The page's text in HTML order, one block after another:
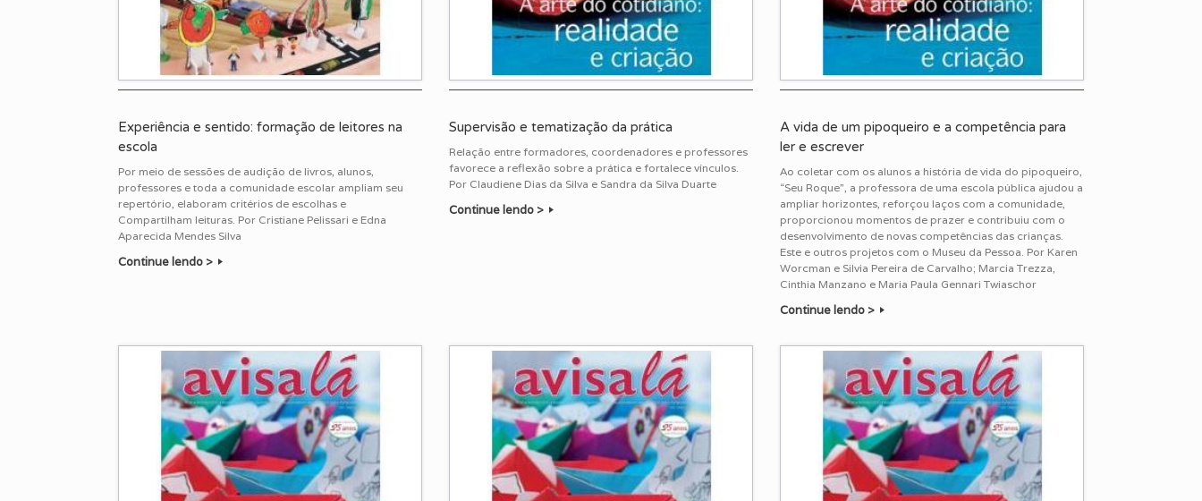
Experiência e sentido: formação de leitores na
escola
Por meio de sessões de audição de livros, alunos,
professores e toda a comunidade escolar ampliam seu
repertório, elaboram critérios de escolhas e
Compartilham leituras. Por Cristiane Pelissari e Edna
Aparecida Mendes Silva
Continue lendo >
Supervisão e tematização da prática
Relação entre formadores, coordenadores e professores
favorece a reflexão sobre a prática e fortalece vínculos.
Por Claudiene Dias da Silva e Sandra da Silva Duarte
Continue lendo >
A vida de um pipoqueiro e a competência para
ler e escrever
Ao coletar com os alunos a história de vida do pipoqueiro,
“Seu Roque”, a professora de uma escola pública ajudou a
ampliar horizontes, reforçou laços com a comunidade,
proporcionou momentos de prazer e contribuiu com o
desenvolvimento de novas competências das crianças.
Este e outros projetos com o Museu da Pessoa. Por Karen
Worcman e Silvia Pereira de Carvalho; Marcia Trezza,
Cinthia Manzano e Maria Paula Gennari Twiaschor
Continue lendo >